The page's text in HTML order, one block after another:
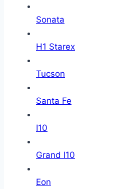
Sonata
H1 Starex
Tucson
Santa Fe
I10
Grand I10
Eon